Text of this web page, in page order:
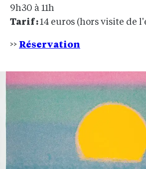
9h30 à 11h
Tarif :14 euros (hors visite de
>> Réservation